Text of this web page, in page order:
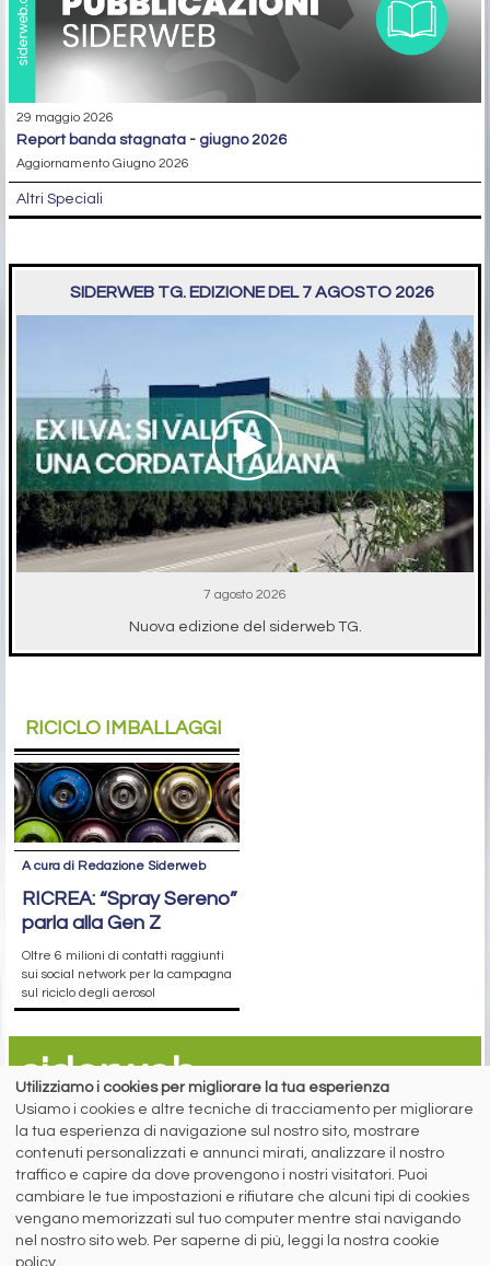
29 maggio 2026
report banda stagnata - giugno 2026
Aggiornamento Giugno 2026
Altri Speciali
SIDERWEB TG. EDIZIONE DEL 7 AGOSTO 2026
7 agosto 2026
Nuova edizione del siderweb TG.
RICICLO IMBALLAGGI
A cura di Redazione Siderweb
RICREA: “Spray Sereno”
parla alla Gen Z
Oltre 6 milioni di contatti raggiunti
sui social network per la campagna
sul riciclo degli aerosol
siderweb
LA COMMUNITY DELL'ACCIAIO
Siderweb S.p.A. SB Società del gruppo Morandi Group s.r.l.
ISSN 2532 -2982
Sede sociale: Flero (Brescia) Via Don Milani 5
T.
+39 030 254 00 06
E.
info@siderweb.com
Utilizziamo i cookies per migliorare la tua esperienza
Usiamo i cookies e altre tecniche di tracciamento per migliorare
la tua esperienza di navigazione sul nostro sito, mostrare
contenuti personalizzati e annunci mirati, analizzare il nostro
traffico e capire da dove provengono i nostri visitatori. Puoi
cambiare le tue impostazioni e rifiutare che alcuni tipi di cookies
vengano memorizzati sul tuo computer mentre stai navigando
nel nostro sito web. Per saperne di più, leggi la nostra cookie
policy.